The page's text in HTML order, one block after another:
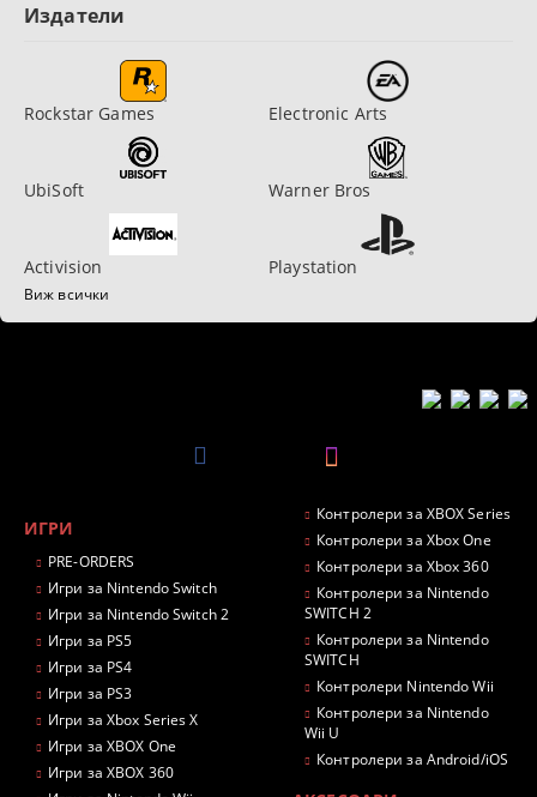
Издатели
Rockstar Games Electronic Arts
UbiSoft Warner Bros
Activision Playstation
Виж всички
ИГРИ
PRE-ORDERS
Игри за Nintendo Switch
Игри за Nintendo Switch 2
Игри за PS5
Игри за PS4
Игри за PS3
Игри за Xbox Series X
Игри за XBOX One
Игри за XBOX 360
Контролери за XBOX Series
Контролери за Xbox One
Контролери за Xbox 360
Контролери за Nintendo
SWITCH 2
Контролери за Nintendo
SWITCH
Контролери Nintendo Wii
Контролери за Nintendo
Wii U
Контролери за Android/iOS